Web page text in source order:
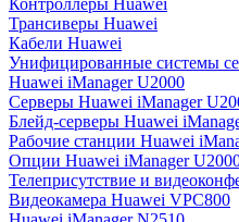
Контроллеры Huawei
Трансиверы Huawei
Кабели Huawei
Унифицированные системы
Huawei iManager U2000
Серверы Huawei iManager
Блейд-серверы Huawei
Рабочие станции Huawei
Опции Huawei iManager
Телеприсутствие и
Видеокамера Huawei VPC800